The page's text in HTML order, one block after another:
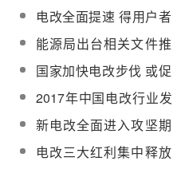
电改全面提速 得用户者
得天下
能源局出台相关文件推
动能源行业信用体系建
设
国家加快电改步伐 或促
电力市场直接交易
2017年中国电改行业发
展趋势分析
新电改全面进入攻坚期
配售电改革再提速
电改三大红利集中释放